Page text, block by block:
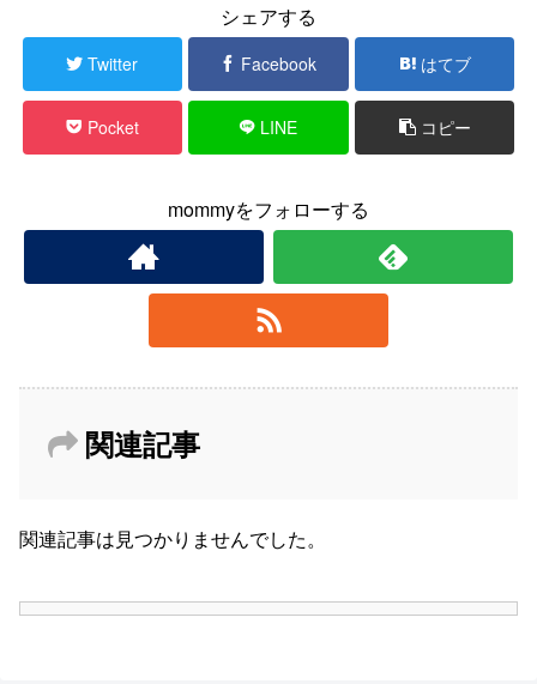
シェアする
Twitter Facebook はてブ
Pocket LINE コピー
mommyをフォローする
関連記事
関連記事は見つかりませんでした。